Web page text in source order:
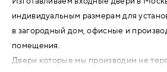
И
"УМНЫЙ
ДОМ"
индивидуальным размерам для
в загородный дом, офисные и
помещения.
Двери которые мы производим не